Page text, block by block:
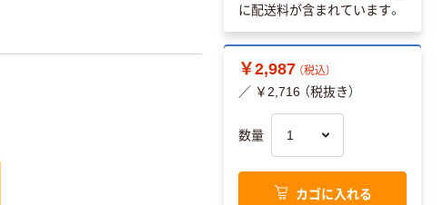
に配送料が含まれています。
￥2,987 （税込）
／ ￥2,716 （税抜き）
数量
カゴに入れる